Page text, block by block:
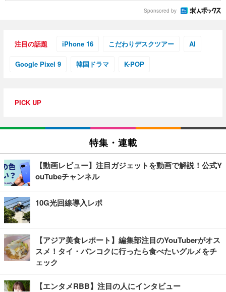
Sponsored by
注目の話題 iPhone 16 こだわりデスクツアー AI
Google Pixel 9 韓国ドラマ K-POP
PICK UP
特集・連載
【動画レビュー】注目ガジェットを動画で解説！公式Y
ouTubeチャンネル
10G光回線導入レポ
【アジア美食レポート】編集部注目のYouTuberがオス
スメ！タイ・バンコクに行ったら食べたいグルメをチ
ェック
【エンタメRBB】注目の人にインタビュー